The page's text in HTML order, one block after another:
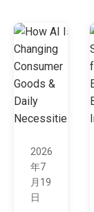
2026
年7
月19
日